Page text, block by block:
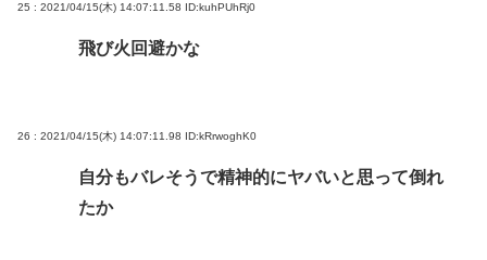
25 : 2021/04/15(木) 14:07:11.58 ID:kuhPUhRj0
飛び火回避かな
26 : 2021/04/15(木) 14:07:11.98 ID:kRrwoghK0
自分もバレそうで精神的にヤバいと思って倒れ
たか